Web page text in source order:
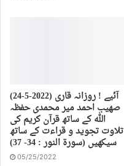
(24-5-2022) آئیے ! روزانہ قاری
صهیب احمد میر محمدی حفظہ
اللہ کے ساتھ قرآن کریم کی
تلاوت تجوید و قراءت کے ساتھ
سیکھیں (سورة النور : 34- 37)
05/25/2022